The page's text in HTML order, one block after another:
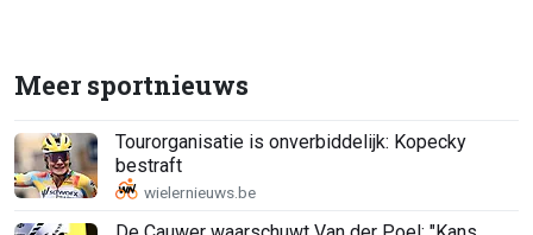
Meer sportnieuws
Tourorganisatie is onverbiddelijk: Kopecky
bestraft